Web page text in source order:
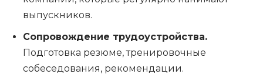
выпускников.
Сопровождение трудоустройства.
Подготовка резюме, тренировочные
собеседования, рекомендации.